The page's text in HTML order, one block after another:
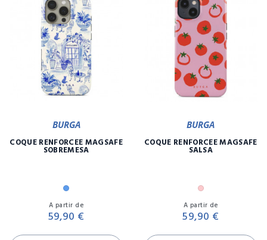
BURGA
COQUE RENFORCÉE MAGSAFE
SOBREMESA
Bleu
A partir de
59,90 €
BURGA
COQUE RENFORCÉE MAGSAFE
SALSA
Rose
A partir de
59,90 €